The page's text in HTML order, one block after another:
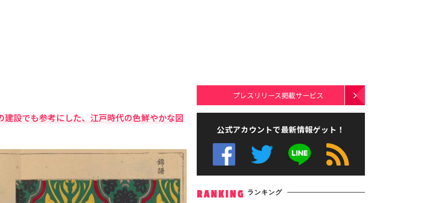
設でも参考にした、江戸時代の色鮮やかな図
プレスリリース掲載サービス
公式アカウントで最新情報ゲット！
RANKING ランキング